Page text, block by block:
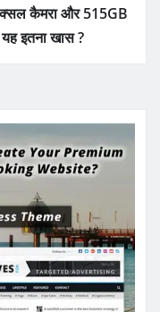
कैमरा और 515GB
इतना खास ?